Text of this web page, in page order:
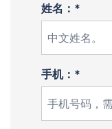
姓名：*
手机：*